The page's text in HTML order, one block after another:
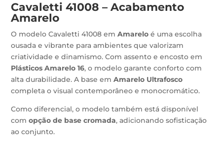
Cavaletti 41008 – Acabamento
Amarelo
O modelo Cavaletti 41008 emAmarelo é uma escolha
ousada e vibrante para ambientes que valorizam
criatividade e dinamismo. Com assento e encosto em
Plásticos Amarelo 16, o modelo garante conforto com
alta durabilidade. A base emAmarelo Ultrafosco
completa o visual contemporâneo e monocromático.
Como diferencial, o modelo também está disponível
comopção de base cromada, adicionando sofisticação
ao conjunto.